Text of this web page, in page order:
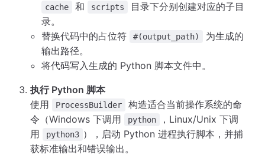
cache 和 scripts
目录下分别创建对应的子目
录。
替换代码中的占位符
#(output_path)
为生成的
输出路径。
将代码写入生成的 Python 脚本文件中。
执行 Python 脚本
使用
ProcessBuilder
构造适合当前操作系统的命
令（Windows 下调用
python
，Linux/Unix 下调
用
python3 ），启动 Python 进程执行脚本，并捕
获标准输出和错误输出。